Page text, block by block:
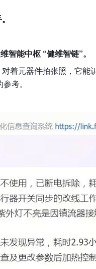
智能中枢 “健维智链”。
着元器件拍张照，它能
考。